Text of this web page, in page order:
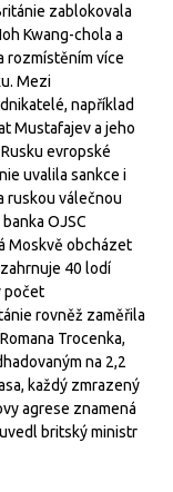
zablokovala
Kwang-chola a
rozmístěním více
Mezi
například
Mustafajev a jeho
evropské
uvalila sankce i
ruskou válečnou
OJSC
Moskvě obcházet
40 lodí
počet
rovněž zaměřila
Trocenka,
na 2,2
každý zmrazený
agrese znamená
britský ministr